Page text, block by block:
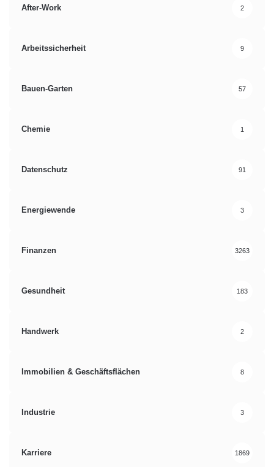
After-Work 2
Arbeitssicherheit 9
Bauen-Garten 57
Chemie 1
Datenschutz 91
Energiewende 3
Finanzen 3263
Gesundheit 183
Handwerk 2
Immobilien & Geschäftsflächen 8
Industrie 3
Karriere 1869